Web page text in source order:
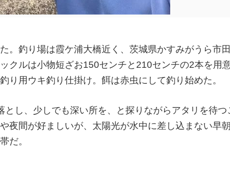
。釣り場は霞ケ浦大橋近く、茨城県かすみがうら市
クルは小物短ざお150センチと210センチの2本を用
り用ウキ釣り仕掛け。餌は赤虫にして釣り始めた。
し、少しでも深い所を、と探りながらアタリを待つ
夜間が好ましいが、太陽光が水中に差し込まない早
だ。